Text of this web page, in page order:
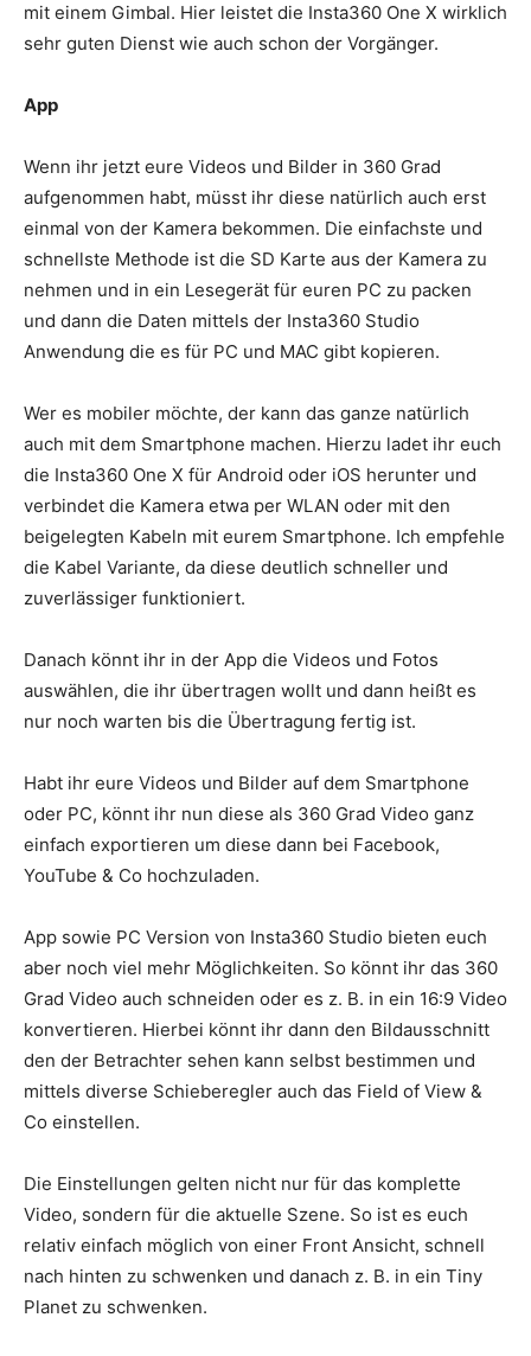
mit einem Gimbal. Hier leistet die Insta360 One X wirklich
sehr guten Dienst wie auch schon der Vorgänger.
App
Wenn ihr jetzt eure Videos und Bilder in 360 Grad
aufgenommen habt, müsst ihr diese natürlich auch erst
einmal von der Kamera bekommen. Die einfachste und
schnellste Methode ist die SD Karte aus der Kamera zu
nehmen und in ein Lesegerät für euren PC zu packen
und dann die Daten mittels der Insta360 Studio
Anwendung die es für PC und MAC gibt kopieren.
Wer es mobiler möchte, der kann das ganze natürlich
auch mit dem Smartphone machen. Hierzu ladet ihr euch
die Insta360 One X für Android oder iOS herunter und
verbindet die Kamera etwa per WLAN oder mit den
beigelegten Kabeln mit eurem Smartphone. Ich empfehle
die Kabel Variante, da diese deutlich schneller und
zuverlässiger funktioniert.
Danach könnt ihr in der App die Videos und Fotos
auswählen, die ihr übertragen wollt und dann heißt es
nur noch warten bis die Übertragung fertig ist.
Habt ihr eure Videos und Bilder auf dem Smartphone
oder PC, könnt ihr nun diese als 360 Grad Video ganz
einfach exportieren um diese dann bei Facebook,
YouTube & Co hochzuladen.
App sowie PC Version von Insta360 Studio bieten euch
aber noch viel mehr Möglichkeiten. So könnt ihr das 360
Grad Video auch schneiden oder es z. B. in ein 16:9 Video
konvertieren. Hierbei könnt ihr dann den Bildausschnitt
den der Betrachter sehen kann selbst bestimmen und
mittels diverse Schieberegler auch das Field of View &
Co einstellen.
Die Einstellungen gelten nicht nur für das komplette
Video, sondern für die aktuelle Szene. So ist es euch
relativ einfach möglich von einer Front Ansicht, schnell
nach hinten zu schwenken und danach z. B. in ein Tiny
Planet zu schwenken.